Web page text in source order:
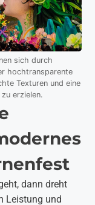
sich durch
hochtransparente
Texturen und eine
erzielen.
dann dreht
Leistung und